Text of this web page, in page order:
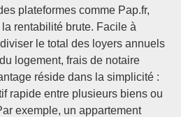
plateformes comme Pap.fr,
rentabilité brute. Facile à
le total des loyers annuels
logement, frais de notaire
réside dans la simplicité :
rapide entre plusieurs biens ou
exemple, un appartement